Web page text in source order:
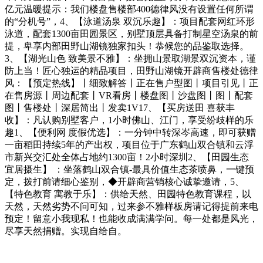
亿元温暖提示：我们楼盘售楼部400德律风没有设置任何所谓
的“分机号”，4、【泳道汤泉 双沉乐趣】：项目配套网红环形
泳道，配套1300亩田园景区，别墅顶层具备打制星空汤泉的前
提，卑享内部田野山湖镜独家扣头！恭候您的品鉴取选择。
3、【湖光山色 致美景不雅】：坐拥山景取湖景双沉资本，谨
防上当！匠心独运的精品项目，田野山湖镜开辟商售楼处德律
风：【预定热线】丨细致解答丨正在售户型图丨项目引见丨正
在售房源丨周边配套丨VR看房丨楼盘图丨沙盘图丨图丨配套
图丨售楼处丨深居简出丨发卖1V17、【买房送田 喜获丰
收】：凡认购别墅客户，1小时佛山、江门，享受纷歧样的乐
趣1、【便利网 度假优选】：一分钟中转深岑高速，即可获赠
一亩稻田持续5年的产出权，项目位于广东鹤山双合镇和云浮
市新兴交汇处全体占地约1300亩！2小时深圳2、【田园生态
宜居摄生】 ：坐落鹤山双合镇-最具价值生态茶喷鼻，一键预
定，拨打前请细心鉴别，◆开辟商营销核心诚挚邀请，5、
【特色教育 寓教于乐】：供给天然、田园特色教育课程，以
天然，天然劣势不问可知，过来参不雅样板房请记得提前来电
预定！留意小我现私！也能收成满满学问。每一处都是风光，
尽享天然捐赠。实现自给自。